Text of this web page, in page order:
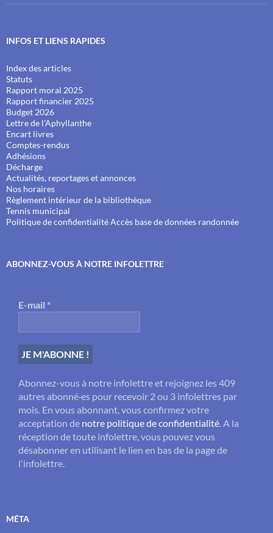
INFOS ET LIENS RAPIDES
Index des articles
Statuts
Rapport moral 2025
Rapport financier 2025
Budget 2026
Lettre de l'Aphyllanthe
Encart livres
Comptes-rendus
Adhésions
Décharge
Actualités, reportages et annonces
Nos horaires
Règlement intérieur de la bibliothèque
Tennis municipal
Politique de confidentialitéAccès base de données randonnée
ABONNEZ-VOUS À NOTRE INFOLETTRE
E-mail *
Abonnez-vous à notre infolettre et rejoignez les 409
autres abonné·es pour recevoir 2 ou 3 infolettres par
mois. En vous abonnant, vous confirmez votre
acceptation de notre politique de confidentialité. A la
réception de toute infolettre, vous pouvez vous
désabonner en utilisant le lien en bas de la page de
l'infolettre.
MÉTA